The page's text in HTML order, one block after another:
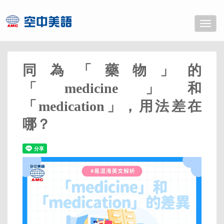
Toggle
同為「藥物」的
「medicine」和
「medication」，用法差在
哪？